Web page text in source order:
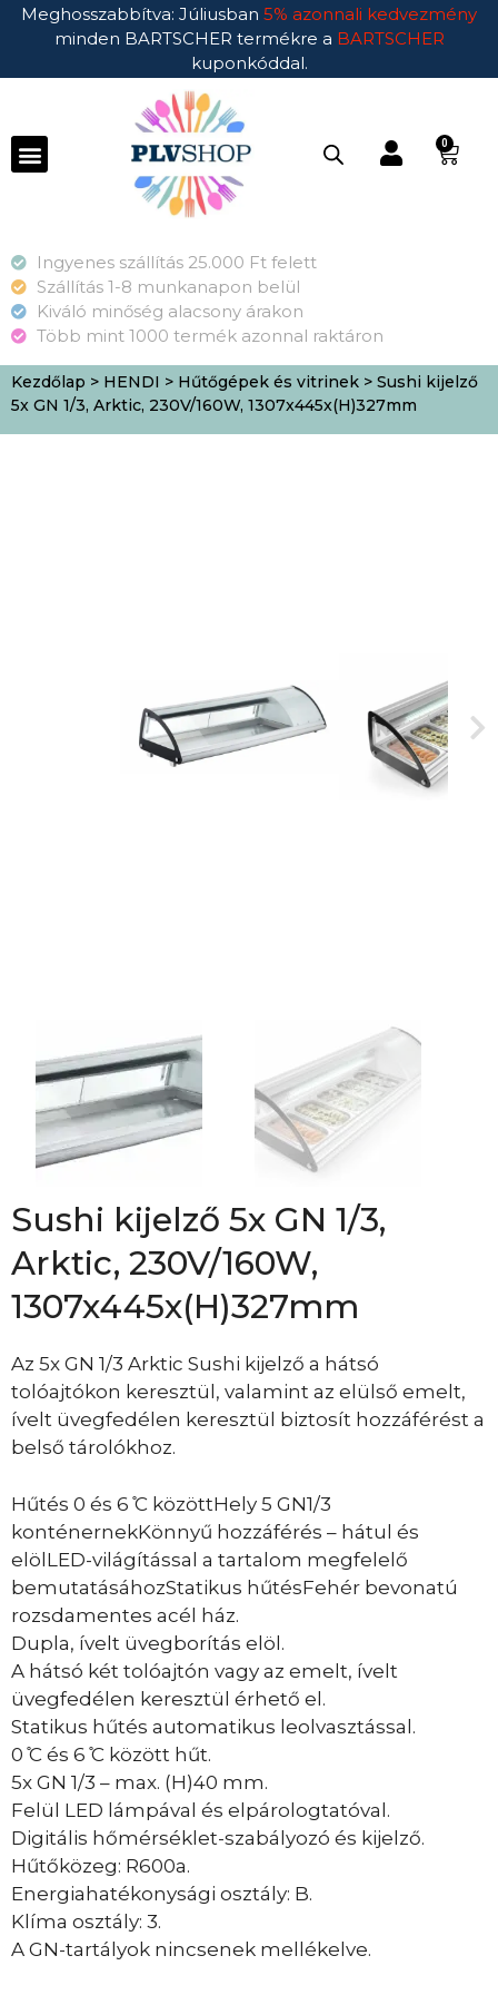
Meghosszabbítva: Júliusban 5% azonnali kedvezmény
minden BARTSCHER termékre a BARTSCHER
kuponkóddal.
0
Ingyenes szállítás 25.000 Ft felett
Szállítás 1-8 munkanapon belül
Kiváló minőség alacsony árakon
Több mint 1000 termék azonnal raktáron
Kezdőlap > HENDI > Hűtőgépek és vitrinek > Sushi kijelző
5x GN 1/3, Arktic, 230V/160W, 1307x445x(H)327mm
Sushi kijelző 5x GN 1/3,
Arktic, 230V/160W,
1307x445x(H)327mm
Az 5x GN 1/3 Arktic Sushi kijelző a hátsó
tolóajtókon keresztül, valamint az elülső emelt,
ívelt üvegfedélen keresztül biztosít hozzáférést a
belső tárolókhoz.
Hűtés 0 és 6 ̊C közöttHely 5 GN1/3
konténernekKönnyű hozzáférés – hátul és
elölLED-világítással a tartalom megfelelő
bemutatásáhozStatikus hűtésFehér bevonatú
rozsdamentes acél ház.
Dupla, ívelt üvegborítás elöl.
A hátsó két tolóajtón vagy az emelt, ívelt
üvegfedélen keresztül érhető el.
Statikus hűtés automatikus leolvasztással.
0 ̊C és 6 ̊C között hűt.
5x GN 1/3 – max. (H)40 mm.
Felül LED lámpával és elpárologtatóval.
Digitális hőmérséklet-szabályozó és kijelző.
Hűtőközeg: R600a.
Energiahatékonysági osztály: B.
Klíma osztály: 3.
A GN-tartályok nincsenek mellékelve.